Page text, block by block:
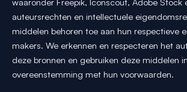
auteursrechten en intellectuele
middelen behoren toe aan hun respectieve
makers. We erkennen en respecteren het
deze bronnen en gebruiken deze middelen in
overeenstemming met hun voorwaarden.